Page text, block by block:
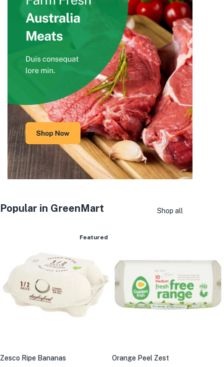
Popular in GreenMart Shop all
Featured
Zesco Ripe Bananas
Orange Peel Zest